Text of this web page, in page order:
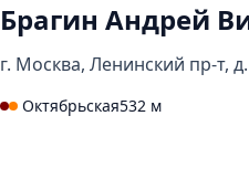
Брагин Андрей
г. Москва, Ленинский пр-т,
Октябрьская532 м